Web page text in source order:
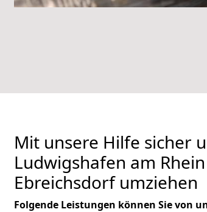
Mit unsere Hilfe sicher
Ludwigshafen am
Ebreichsdorf umziehen
Folgende Leistungen können Sie von